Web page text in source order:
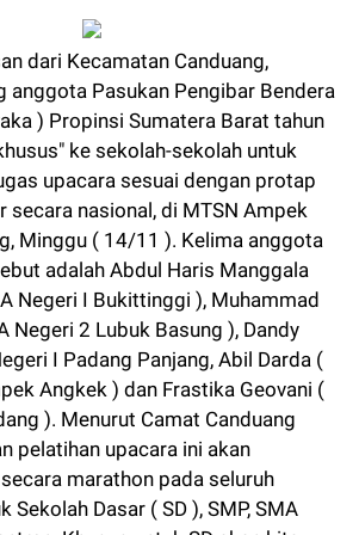
dari Kecamatan Canduang,
anggota Pasukan Pengibar Bendera
) Propinsi Sumatera Barat tahun
ke sekolah-sekolah untuk
upacara sesuai dengan protap
secara nasional, di MTSN Ampek
Minggu ( 14/11 ). Kelima anggota
adalah Abdul Haris Manggala
Negeri I Bukittinggi ), Muhammad
Negeri 2 Lubuk Basung ), Dandy
I Padang Panjang, Abil Darda (
Angkek ) dan Frastika Geovani (
). Menurut Camat Canduang
pelatihan upacara ini akan
marathon pada seluruh
Sekolah Dasar ( SD ), SMP, SMA